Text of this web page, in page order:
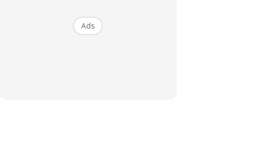
Ads